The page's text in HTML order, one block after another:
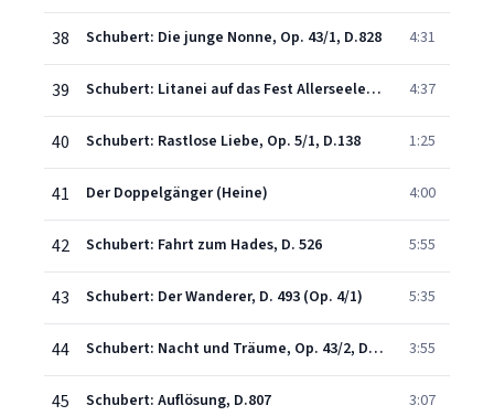
38 Schubert: Die junge Nonne, Op. 43/1, D.828 4:31
39 Schubert: Litanei auf das Fest Allerseelen, D. 343 4:37
40 Schubert: Rastlose Liebe, Op. 5/1, D.138 1:25
41 Der Doppelgänger (Heine) 4:00
42 Schubert: Fahrt zum Hades, D. 526 5:55
43 Schubert: Der Wanderer, D. 493 (Op. 4/1) 5:35
44 Schubert: Nacht und Träume, Op. 43/2, D.827 3:55
45 Schubert: Auflösung, D.807 3:07